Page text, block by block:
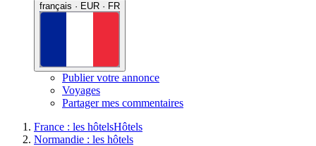
français · EUR · FR
Publier votre annonce
Voyages
Partager mes commentaires
France : les hôtelsHôtels
Normandie : les hôtels